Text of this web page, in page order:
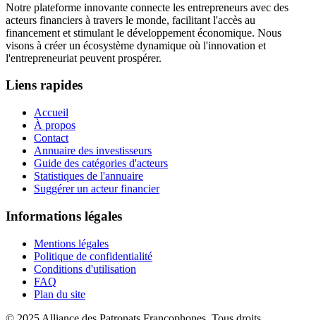
Notre plateforme innovante connecte les entrepreneurs avec des
acteurs financiers à travers le monde, facilitant l'accès au
financement et stimulant le développement économique. Nous
visons à créer un écosystème dynamique où l'innovation et
l'entrepreneuriat peuvent prospérer.
Liens rapides
Accueil
À propos
Contact
Annuaire des investisseurs
Guide des catégories d'acteurs
Statistiques de l'annuaire
Suggérer un acteur financier
Informations légales
Mentions légales
Politique de confidentialité
Conditions d'utilisation
FAQ
Plan du site